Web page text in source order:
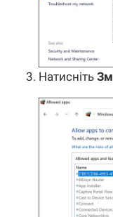
Натисніть